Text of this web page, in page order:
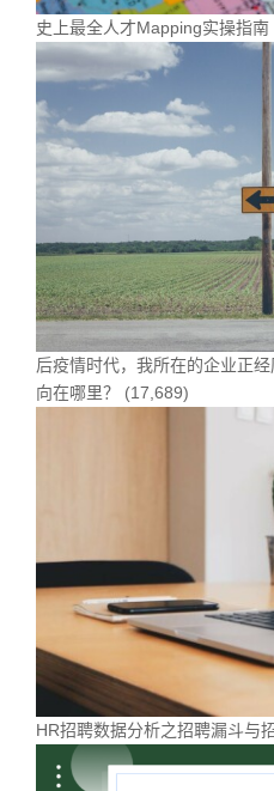
史上最全人才Mapping实操指南
后疫情时代，我所在的企业正
向在哪里？
(17,689)
HR招聘数据分析之招聘漏斗与